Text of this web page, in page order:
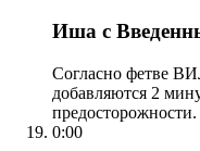
Иша с
Согласно фетве
добавляются 2
предосторожности.
0:00